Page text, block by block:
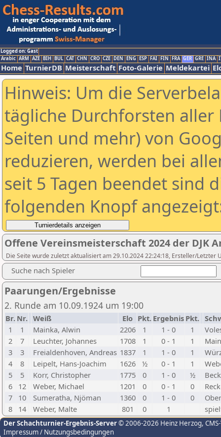
Logged on: Gast
Arabic ARM AZE BIH BUL CAT CHN CRO CZE DEN ENG ESP FAI FIN FRA GER GRE INA
Home TurnierDB Meisterschaft Foto-Galerie Meldekartei
Hinweis: Um die
tägliche Durchforsten aller
Seiten und mehr) von
reduzieren, werden bei
seit 5 Tagen beendet sind
folgenden Knopf
Offene Vereinsmeisterschaft 2024 der DJK
Die Seite wurde zuletzt aktualisiert am 29.10.2024 22:24:18, Ersteller/Letzter
Suche nach Spieler
Paarungen/Ergebnisse
2. Runde am 10.09.1924 um 19:00
Br. Nr. Weiß Elo Pkt. Ergebnis Pkt.
1
1 Mainka, Alwin 2206 1 1 - 0 1
2
7 Leuchter, Johannes 1708 1 0 - 1 1
3
3 Freialdenhoven, Andreas 1837 1 1 - 0 1
4
8 Leipelt, Hans-Joachim 1626 ½ 0 - 1 1
5
5 Korr, Christopher 1775 0 1 - 0 ½
6
12 Weber, Michael 1201 0 0 - 1 0
7
10 Sumeratha, Njöman 1360 0 1 - 0 0
8
14 Weber, Malte 801 0 1
Der Schachturnier-Ergebnis-Server© 2006-2026 Heinz Herzog,
Impressum / Nutzungsbedingungen